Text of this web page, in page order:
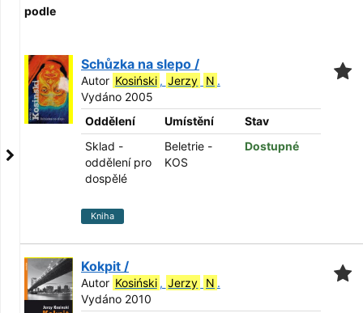
podle
Schůzka na slepo /
Autor Kosiński , Jerzy N .
Vydáno 2005
Oddělení
Umístění
Stav
Sklad -
oddělení pro
dospělé
Beletrie -
KOS
Dostupné
Kniha
Kokpit /
Autor Kosiński , Jerzy N .
Vydáno 2010